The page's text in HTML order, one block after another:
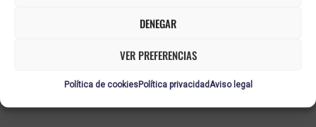
DENEGAR
VER PREFERENCIAS
Política de cookiesPolítica privacidadAviso legal
EQUIPAMIENTO MOTORISTA